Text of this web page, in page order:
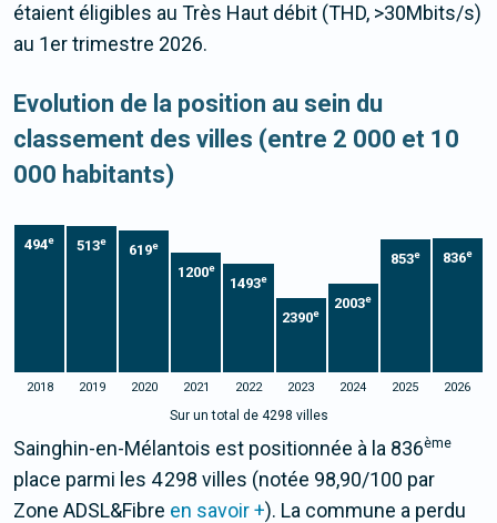
étaient éligibles au Très Haut débit (THD, >30Mbits/s)
au 1er trimestre 2026.
Evolution de la position au sein du
classement des villes (entre 2 000 et 10
000 habitants)
494e 513e
619e
1200e
1493e
2390e
2003e
853e 836e
2018 2019 2020 2021 2022 2023 2024 2025 2026
Sur un total de 4298 villes
Sainghin-en-Mélantois est positionnée à la 836ème
place parmi les 4 298 villes (notée 98,90/100 par
Zone ADSL&Fibre en savoir +). La commune a perdu